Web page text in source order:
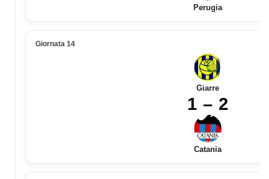
Perugia
Giornata 14
Giarre
1 – 2
Catania